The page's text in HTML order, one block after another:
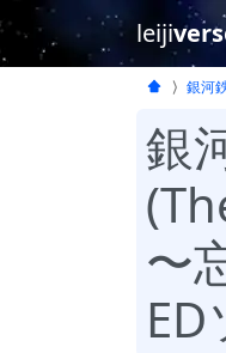
leiji
銀河
銀
〜
ED